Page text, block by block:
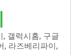
, 갤럭시홈, 구글
, 라즈베리파이,